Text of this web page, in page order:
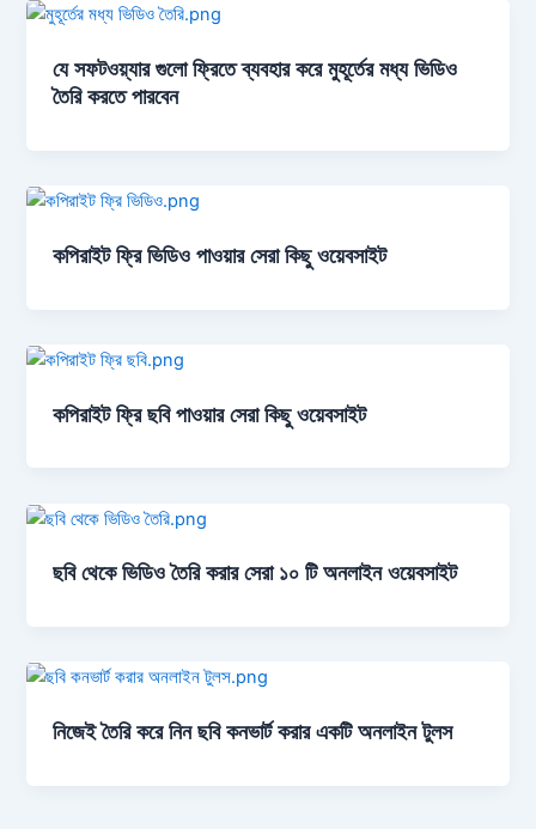
যে সফটওয়্যার গুলো ফ্রিতে ব্যবহার করে মুহূর্তের মধ্য ভিডিও
তৈরি করতে পারবেন
কপিরাইট ফ্রি ভিডিও পাওয়ার সেরা কিছু ওয়েবসাইট
কপিরাইট ফ্রি ছবি পাওয়ার সেরা কিছু ওয়েবসাইট
ছবি থেকে ভিডিও তৈরি করার সেরা ১০ টি অনলাইন ওয়েবসাইট
নিজেই তৈরি করে নিন ছবি কনভার্ট করার একটি অনলাইন টুলস